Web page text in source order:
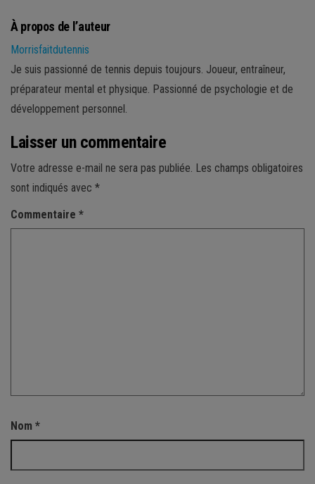
À propos de l’auteur
Morrisfaitdutennis
Je suis passionné de tennis depuis toujours. Joueur, entraîneur,
préparateur mental et physique. Passionné de psychologie et de
développement personnel.
Laisser un commentaire
Votre adresse e-mail ne sera pas publiée. Les champs obligatoires
sont indiqués avec *
Commentaire *
Nom *